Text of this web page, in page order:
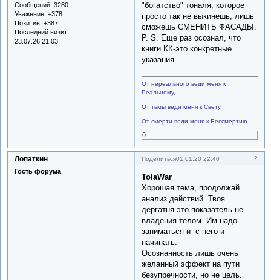
Сообщений: 3280
Уважение: +378
Позитив: +387
Последний визит:
23.07.26 21:03
"богатство" тоналя, которое
просто так не выкинешь, лишь
сможешь СМЕНИТЬ ФАСАДЫ.
P. S. Еще раз осознал, что
книги КК-это конкретные
указания.....
От нереального веди меня к
Реальному,
От тьмы веди меня к Свету,
От смерти веди меня к Бессмертию
0
Поделиться 2
01.01.20 22:40
Лопаткин
Гость форума
TolaWar
Хорошая тема, продолжай
анализ действий. Твоя
дергатня-это показатель не
владения телом. Им надо
заниматься и с него и
начинать.
Осознанность лишь очень
желанный эффект на пути
безупречности, но не цель.